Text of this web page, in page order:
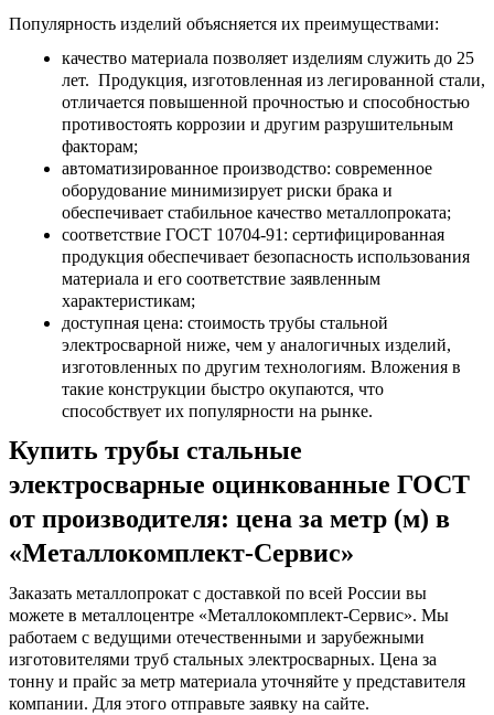
Популярность изделий объясняется их преимуществами:
качество материала позволяет изделиям служить до 25
лет. Продукция, изготовленная из легированной стали,
отличается повышенной прочностью и способностью
противостоять коррозии и другим разрушительным
факторам;
автоматизированное производство: современное
оборудование минимизирует риски брака и
обеспечивает стабильное качество металлопроката;
соответствие ГОСТ 10704-91: сертифицированная
продукция обеспечивает безопасность использования
материала и его соответствие заявленным
характеристикам;
доступная цена: стоимость трубы стальной
электросварной ниже, чем у аналогичных изделий,
изготовленных по другим технологиям. Вложения в
такие конструкции быстро окупаются, что
способствует их популярности на рынке.
Купить трубы стальные
электросварные оцинкованные ГОСТ
от производителя: цена за метр (м) в
«Металлокомплект-Сервис»
Заказать металлопрокат с доставкой по всей России вы
можете в металлоцентре «Металлокомплект-Сервис». Мы
работаем с ведущими отечественными и зарубежными
изготовителями труб стальных электросварных. Цена за
тонну и прайс за метр материала уточняйте у представителя
компании. Для этого отправьте заявку на сайте.